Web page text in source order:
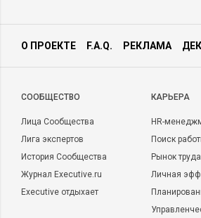
О ПРОЕКТЕ F.A.Q. РЕКЛАМА
CООБЩЕСТВО
Лица Сообщества
Лига экспертов
История Сообщества
Журнал Executive.ru
Executive отдыхает
КАРЬЕРА
HR-
Поиск
Рынок труда
Личная